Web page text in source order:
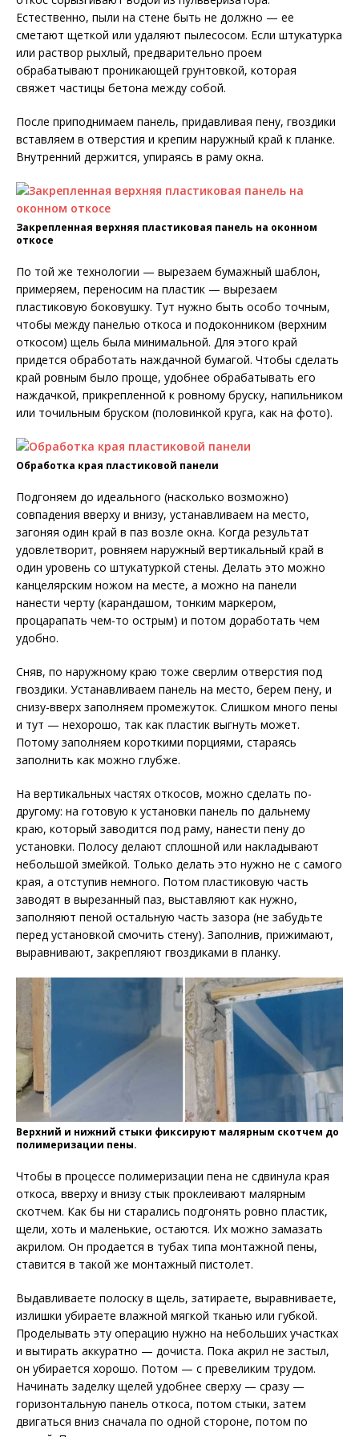
Естественно, пыли на стене быть не должно — ее
сметают щеткой или удаляют пылесосом. Если штукатурка
или раствор рыхлый, предварительно проем
обрабатывают проникающей грунтовкой, которая
свяжет частицы бетона между собой.
После приподнимаем панель, придавливая пену, гвоздики
вставляем в отверстия и крепим наружный край к планке.
Внутренний держится, упираясь в раму окна.
Закрепленная верхняя пластиковая панель на оконном
откосе
По той же технологии — вырезаем бумажный шаблон,
примеряем, переносим на пластик — вырезаем
пластиковую боковушку. Тут нужно быть особо точным,
чтобы между панелью откоса и подоконником (верхним
откосом) щель была минимальной. Для этого край
придется обработать наждачной бумагой. Чтобы сделать
край ровным было проще, удобнее обрабатывать его
наждачкой, прикрепленной к ровному бруску, напильником
или точильным бруском (половинкой круга, как на фото).
Обработка края пластиковой панели
Подгоняем до идеального (насколько возможно)
совпадения вверху и внизу, устанавливаем на место,
загоняя один край в паз возле окна. Когда результат
удовлетворит, ровняем наружный вертикальный край в
один уровень со штукатуркой стены. Делать это можно
канцелярским ножом на месте, а можно на панели
нанести черту (карандашом, тонким маркером,
процарапать чем-то острым) и потом доработать чем
удобно.
Сняв, по наружному краю тоже сверлим отверстия под
гвоздики. Устанавливаем панель на место, берем пену, и
снизу-вверх заполняем промежуток. Слишком много пены
и тут — нехорошо, так как пластик выгнуть может.
Потому заполняем короткими порциями, стараясь
заполнить как можно глубже.
На вертикальных частях откосов, можно сделать по-
другому: на готовую к установки панель по дальнему
краю, который заводится под раму, нанести пену до
установки. Полосу делают сплошной или накладывают
небольшой змейкой. Только делать это нужно не с самого
края, а отступив немного. Потом пластиковую часть
заводят в вырезанный паз, выставляют как нужно,
заполняют пеной остальную часть зазора (не забудьте
перед установкой смочить стену). Заполнив, прижимают,
выравнивают, закрепляют гвоздиками в планку.
Верхний и нижний стыки фиксируют малярным скотчем до
полимеризации пены.
Чтобы в процессе полимеризации пена не сдвинула края
откоса, вверху и внизу стык проклеивают малярным
скотчем. Как бы ни старались подгонять ровно пластик,
щели, хоть и маленькие, остаются. Их можно замазать
акрилом. Он продается в тубах типа монтажной пены,
ставится в такой же монтажный пистолет.
Выдавливаете полоску в щель, затираете, выравниваете,
излишки убираете влажной мягкой тканью или губкой.
Проделывать эту операцию нужно на небольших участках
и вытирать аккуратно — дочиста. Пока акрил не застыл,
он убирается хорошо. Потом — с превеликим трудом.
Начинать заделку щелей удобнее сверху — сразу —
горизонтальную панель откоса, потом стыки, затем
двигаться вниз сначала по одной стороне, потом по